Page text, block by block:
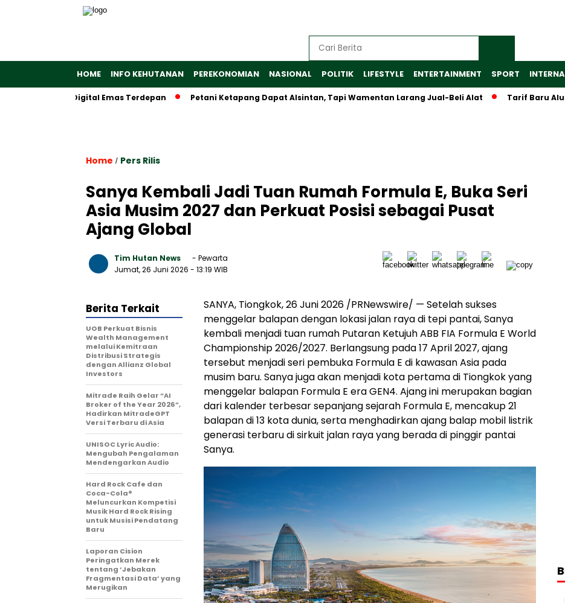
HOME INFO KEHUTANAN PEREKONOMIAN NASIONAL POLITIK LIFESTYLE ENTERTAINMENT SPORT
Digital Emas Terdepan Petani Ketapang Dapat Alsintan, Tapi Wamentan Larang Jual-Beli Alat Tarif Baru
Home / Pers Rilis
Sanya Kembali Jadi Tuan Rumah Formula E, Buka Seri
Asia Musim 2027 dan Perkuat Posisi sebagai Pusat
Ajang Global
Tim Hutan News
- Pewarta
Jumat, 26 Juni 2026 - 13:19 WIB
SANYA, Tiongkok, 26 Juni 2026 /PRNewswire/ — Setelah sukses
menggelar balapan dengan lokasi jalan raya di tepi pantai, Sanya
kembali menjadi tuan rumah Putaran Ketujuh ABB FIA Formula E World
Championship 2026/2027. Berlangsung pada 17 April 2027, ajang
tersebut menjadi seri pembuka Formula E di kawasan Asia pada
musim baru. Sanya juga akan menjadi kota pertama di Tiongkok yang
menggelar balapan Formula E era GEN4. Ajang ini merupakan bagian
dari kalender terbesar sepanjang sejarah Formula E, mencakup 21
balapan di 13 kota dunia, serta menghadirkan ajang balap mobil listrik
generasi terbaru di sirkuit jalan raya yang berada di pinggir pantai
Sanya.
Berita Terkait
UOB Perkuat Bisnis
Wealth Management
melalui Kemitraan
Distribusi Strategis
dengan Allianz Global
Investors
Mitrade Raih Gelar “AI
Broker of the Year 2026”,
Hadirkan MitradeGPT
Versi Terbaru di Asia
UNISOC Lyric Audio:
Mengubah Pengalaman
Mendengarkan Audio
Hard Rock Cafe dan
Coca-Cola®
Meluncurkan Kompetisi
Musik Hard Rock Rising
untuk Musisi Pendatang
Baru
Laporan Cision
Peringatkan Merek
tentang ‘Jebakan
Fragmentasi Data’ yang
Merugikan